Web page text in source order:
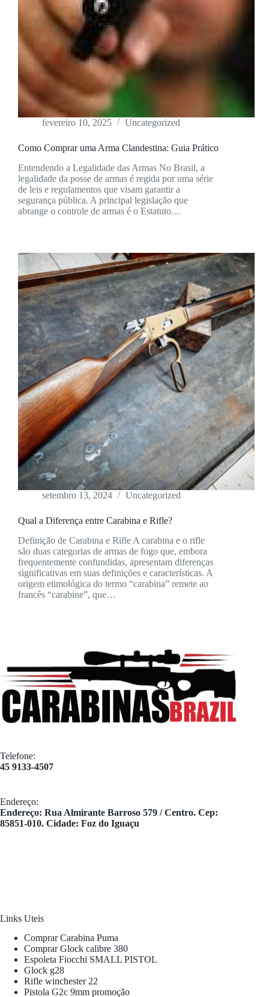
fevereiro 10, 2025 Uncategorized
Como Comprar uma Arma Clandestina: Guia Prático
Entendendo a Legalidade das Armas No Brasil, a
legalidade da posse de armas é regida por uma série
de leis e regulamentos que visam garantir a
segurança pública. A principal legislação que
abrange o controle de armas é o Estatuto…
setembro 13, 2024 Uncategorized
Qual a Diferença entre Carabina e Rifle?
Definição de Carabina e Rifle A carabina e o rifle
são duas categorias de armas de fogo que, embora
frequentemente confundidas, apresentam diferenças
significativas em suas definições e características. A
origem etimológica do termo “carabina” remete ao
francês “carabine”, que…
Telefone:
45 9133-4507
Endereço:
​Endereço: Rua Almirante Barroso 579 / Centro. Cep:
85851-010. Cidade: Foz do Iguaçu
Links Uteis
Comprar Carabina Puma
Comprar Glock calibre 380
Espoleta Fiocchi SMALL PISTOL
Glock g28
Rifle winchester 22
Pistola G2c 9mm promoção